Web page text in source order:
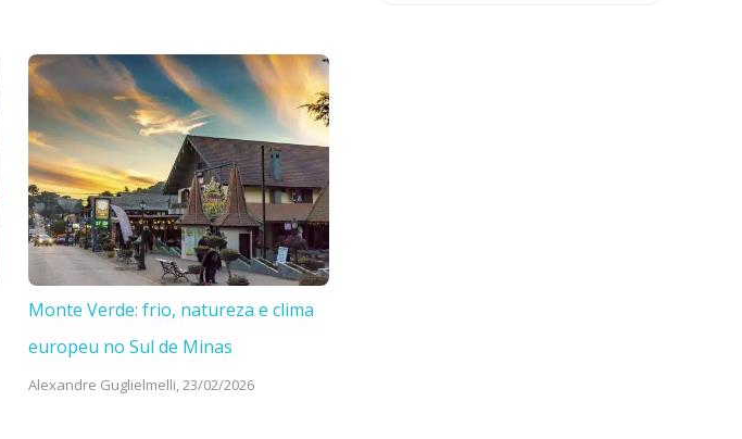
Monte Verde: frio, natureza e clima
europeu no Sul de Minas
Alexandre Guglielmelli,23/02/2026